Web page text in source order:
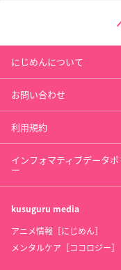
にじめんについて
お問い合わせ
利用規約
インフォマティブデータポ
ー
kusuguru media
アニメ情報［にじめん］
メンタルケア［ココロジー］